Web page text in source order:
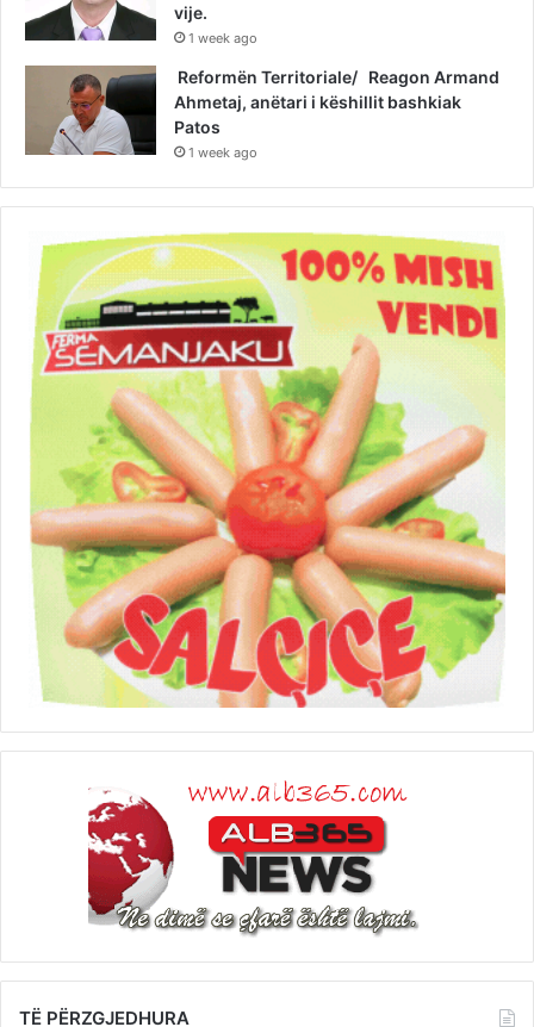
vije.
1 week ago
Reformën Territoriale/ Reagon Armand
Ahmetaj, anëtari i këshillit bashkiak
Patos
1 week ago
TË PËRZGJEDHURA